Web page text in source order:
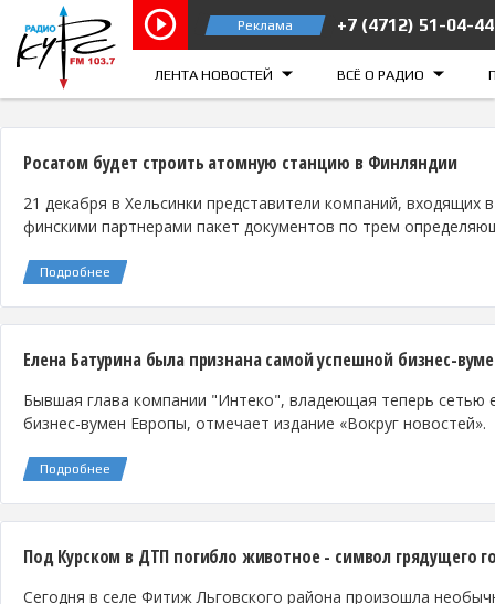
Реклама +7 (4712) 51-04-44
ЛЕНТА НОВОСТЕЙ ВСЁ О РАДИО
Курск 103.7 FM
Росатом будет строить атомную станцию в Финляндии
21 декабря в Хельсинки представители компаний, входящих
финскими партнерами пакет документов по трем
Подробнее
Елена Батурина была признана самой успешной бизнес-
Бывшая глава компании "Интеко", владеющая теперь сетью
бизнес-вумен Европы, отмечает издание «Вокруг новостей».
Подробнее
Под Курском в ДТП погибло животное - символ грядущего
Сегодня в селе Фитиж Льговского района произошла